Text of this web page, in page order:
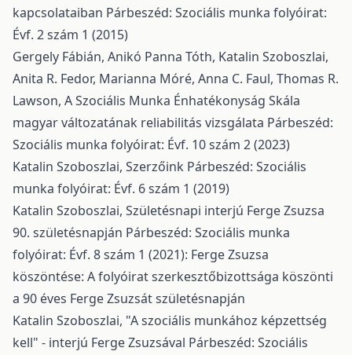
kapcsolataiban Párbeszéd: Szociális munka folyóirat:
Évf. 2 szám 1 (2015)
Gergely Fábián, Anikó Panna Tóth, Katalin Szoboszlai,
Anita R. Fedor, Marianna Móré, Anna C. Faul, Thomas R.
Lawson, A Szociális Munka Énhatékonyság Skála
magyar változatának reliabilitás vizsgálata Párbeszéd:
Szociális munka folyóirat: Évf. 10 szám 2 (2023)
Katalin Szoboszlai, Szerzőink Párbeszéd: Szociális
munka folyóirat: Évf. 6 szám 1 (2019)
Katalin Szoboszlai, Születésnapi interjú Ferge Zsuzsa
90. születésnapján Párbeszéd: Szociális munka
folyóirat: Évf. 8 szám 1 (2021): Ferge Zsuzsa
köszöntése: A folyóirat szerkesztőbizottsága köszönti
a 90 éves Ferge Zsuzsát születésnapján
Katalin Szoboszlai, "A szociális munkához képzettség
kell" - interjú Ferge Zsuzsával Párbeszéd: Szociális